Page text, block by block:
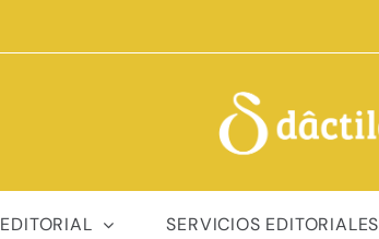
EDITORIAL SERVICIOS EDITORIALES